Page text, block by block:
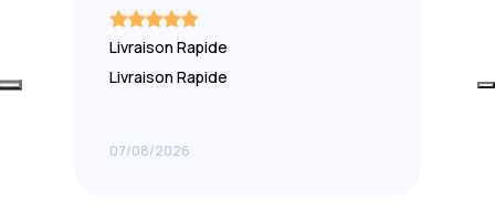
Livraison Rapide
Livraison Rapide
07/08/2026